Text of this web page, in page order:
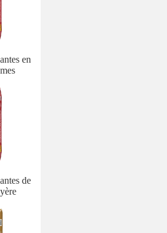
en
de